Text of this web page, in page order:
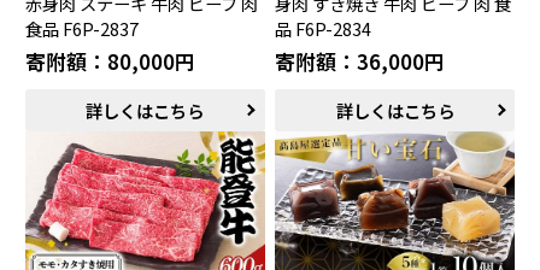
日吉津村（鳥取県）
大山町（鳥取県）
南部町（鳥取県）
伯耆町（鳥取県）
江府町（鳥取県）
松江市（島根県）
大田市（島根県）安来市（島根県）
岡山市（岡山県）倉敷市（岡山県）
高梁市（岡山県）瀬戸内市（岡山県）
四国エリア
食品 F6P-2837
寄附額：80,000円
詳しくはこちら
品 F6P-2834
寄附額：36,000円
詳しくはこちら